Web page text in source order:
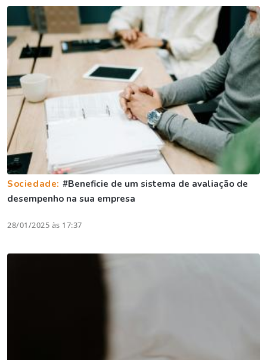
Sociedade: #Beneficie de um sistema de avaliação de
desempenho na sua empresa
28/01/2025 às 17:37